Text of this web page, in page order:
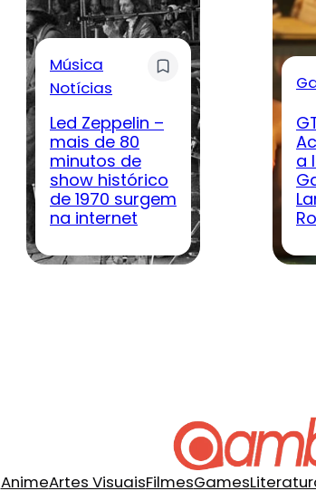
Música
Notícias
Led Zeppelin –
mais de 80
minutos de
show histórico
de 1970 surgem
na internet
a
AnimeArtes VisuaisFilmesGames